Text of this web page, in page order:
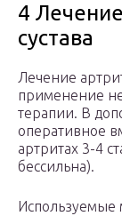
4
сустава
Лечение
применение
терапии. В
оперативное
артритах 3-4
бессильна).
Используемые